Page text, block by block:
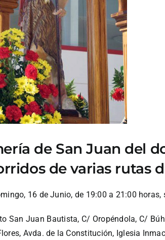
de San Juan del
de varias rutas
16 de Junio, de 19:00 a 21:00
San Juan Bautista, C/ Oropéndola, C/
Avda. de la Constitución, Iglesia